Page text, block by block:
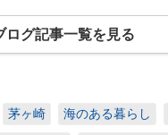
ログ記事一覧を見る
茅ヶ崎 海のある暮らし